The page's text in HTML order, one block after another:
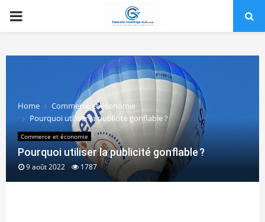
PRIMARY
Home
Commerce et économie
Pourquoi utiliser la publicité gonflable ?
Commerce et économie
Pourquoi utiliser la publicité gonflable ?
9 août 2022 1787